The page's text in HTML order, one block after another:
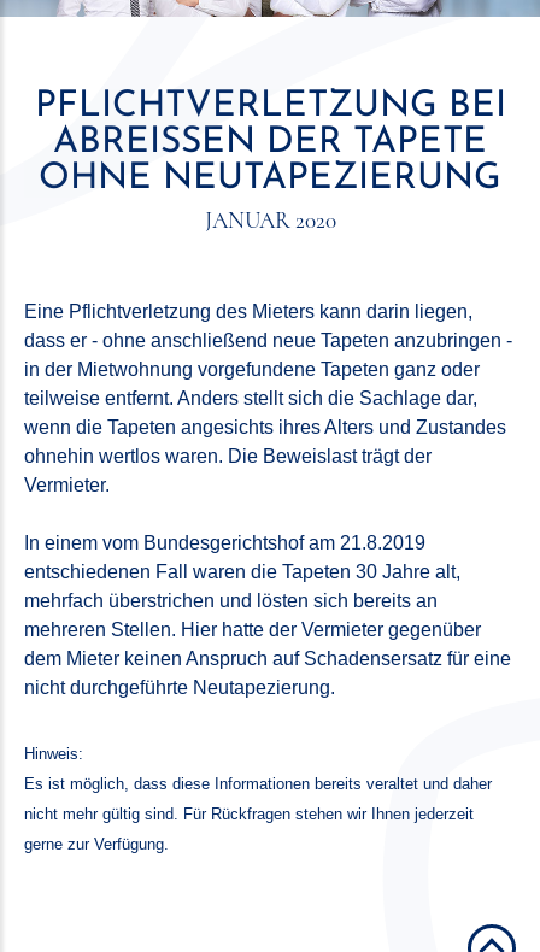
PFLICHTVERLETZUNG BEI
ABREISSEN DER TAPETE O
HNE NEUTAPEZIERUNG
JANUAR 2020
Eine Pflichtverletzung des Mieters kann darin liegen,
dass er - ohne anschließend neue Tapeten anzubringen -
in der Mietwohnung vorgefundene Tapeten ganz oder
teilweise entfernt. Anders stellt sich die Sachlage dar,
wenn die Tapeten angesichts ihres Alters und Zustandes
ohnehin wertlos waren. Die Beweislast trägt der
Vermieter.
In einem vom Bundesgerichtshof am 21.8.2019
entschiedenen Fall waren die Tapeten 30 Jahre alt,
mehrfach überstrichen und lösten sich bereits an
mehreren Stellen. Hier hatte der Vermieter gegenüber
dem Mieter keinen Anspruch auf Schadensersatz für eine
nicht durchgeführte Neutapezierung.
Hinweis:
Es ist möglich, dass diese Informationen bereits veraltet und daher
nicht mehr gültig sind. Für Rückfragen stehen wir Ihnen jederzeit
gerne zur Verfügung.